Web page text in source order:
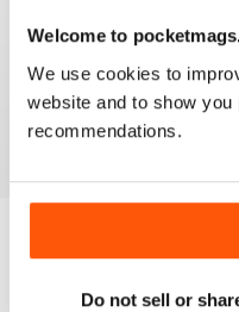
Welcome to
We use cookies to
website and to show
recommendations.
Do not sell or
AIRLINER WORLD
EXCELLENT